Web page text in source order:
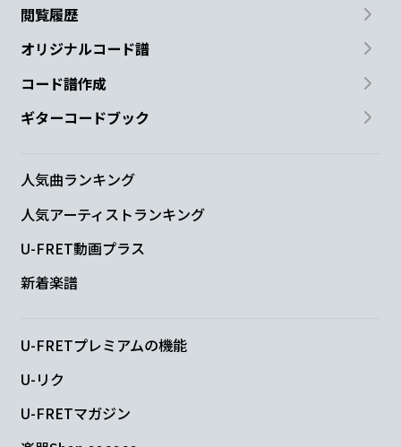
閲覧履歴
オリジナルコード譜
コード譜作成
ギターコードブック
人気曲ランキング
人気アーティストランキング
U-FRET動画プラス
新着楽譜
U-FRETプレミアムの機能
U-リク
U-FRETマガジン